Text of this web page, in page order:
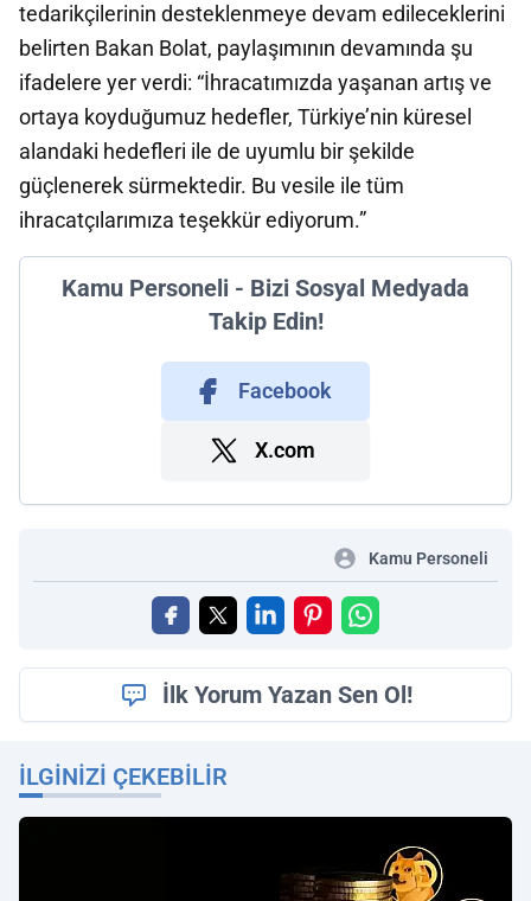
tedarikçilerinin desteklenmeye devam edileceklerini
belirten Bakan Bolat, paylaşımının devamında şu
ifadelere yer verdi: “İhracatımızda yaşanan artış ve
ortaya koyduğumuz hedefler, Türkiye’nin küresel
alandaki hedefleri ile de uyumlu bir şekilde
güçlenerek sürmektedir. Bu vesile ile tüm
ihracatçılarımıza teşekkür ediyorum.”
Kamu Personeli - Bizi Sosyal Medyada
Takip Edin!
Facebook
X.com
Kamu Personeli
İlk Yorum Yazan Sen Ol!
İLGINIZI ÇEKEBILIR